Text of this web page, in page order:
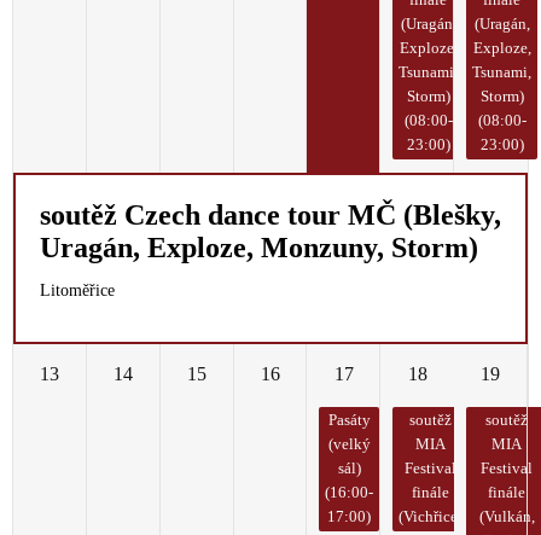
(Uragán,
Exploze,
Tsunami,
Storm)
(08:00-
23:00)
(Uragán,
Exploze,
Tsunami,
Storm)
(08:00-
23:00)
soutěž Czech dance tour MČ (Blešky,
Uragán, Exploze, Monzuny, Storm)
Litoměřice
13 14 15 16 17
Pasáty
(velký
sál)
(16:00-
17:00)
18
soutěž
MIA
Festival
finále
(Vichřice)
19
soutěž
MIA
Festival
finále
(Vulkán,